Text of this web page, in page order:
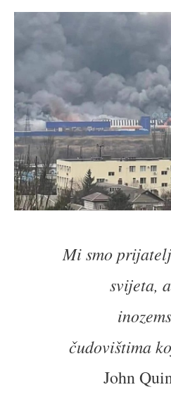
Mi smo
svijeta,
čudovištima
John